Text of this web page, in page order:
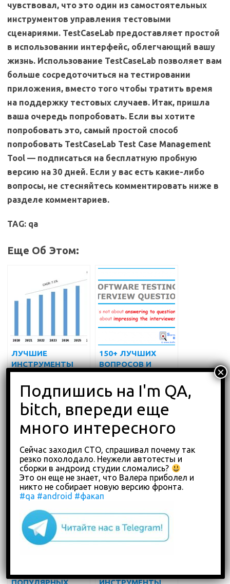
чувствовал, что это один из самостоятельных
инструментов управления тестовыми
сценариями. TestCaseLab предоставляет простой
в использовании интерфейс, облегчающий вашу
жизнь. Использование TestCaseLab позволяет вам
больше сосредоточиться на тестировании
приложения, вместо того чтобы тратить время
на поддержку тестовых случаев. Итак, пришла
ваша очередь попробовать. Если вы хотите
попробовать это, самый простой способ
попробовать TestCaseLab Test Case Management
Tool — подписаться на бесплатную пробную
версию на 30 дней. Если у вас есть какие-либо
вопросы, не стесняйтесь комментировать ниже в
разделе комментариев.
TAG: qa
Еще Об Этом:
ЛУЧШИЕ
ИНСТРУМЕНТЫ
УПРАВЛЕНИЯ
ТЕСТИРОВАНИЕМ
(БЕСПЛАТНЫЕ И
ПЛАТНЫЕ) НА 2022
ГОД
150+ ЛУЧШИХ
ВОПРОСОВ И
ОТВЕТОВ НА
ИНТЕРВЬЮ О
ТЕСТИРОВАНИИ
ПРОГРАММНОГО
ОБЕСПЕЧЕНИЯ
ЛУЧШИЕ
ИНСТРУМЕНТЫ
ТЕСТИРОВАНИЯ
ВЕБ-ПРИЛОЖЕНИЙ
ПЛАТНЫЕ) НА 2022
ГОД
ЛУЧШИЕ
ИНСТРУМЕНТЫ
ТЕСТИРОВАНИЯ
МОБИЛЬНЫХ
2024 ГОДУ ДЛЯ
ANDROID И IOS
Сейчас заходил СТО, спрашивал почему так
резко похолодало. Неужели автотесты и
сборки в андроид студии сломались?
Это он еще не знает, что Валера приболел и
никто не собирает новую версию фронта.
#qa #android #факап